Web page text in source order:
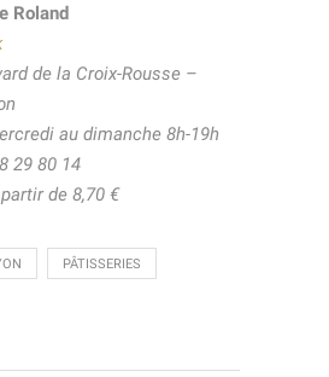
Roland
de la Croix-Rousse –
au dimanche 8h-19h
29 80 14
de 8,70 €
PÂTISSERIES